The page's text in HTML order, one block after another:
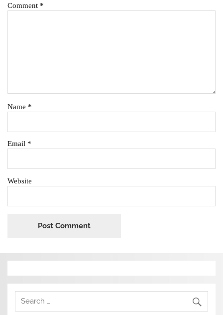
Comment *
Name *
Email *
Website